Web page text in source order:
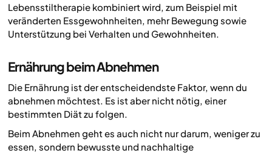
Lebensstiltherapie kombiniert wird, zum Beispiel mit
veränderten Essgewohnheiten, mehr Bewegung sowie
Unterstützung bei Verhalten und Gewohnheiten.
Ernährung beim Abnehmen
Die Ernährung ist der entscheidendste Faktor, wenn du
abnehmen möchtest. Es ist aber nicht nötig, einer
bestimmten Diät zu folgen.
Beim Abnehmen geht es auch nicht nur darum, weniger zu
essen, sondern bewusste und nachhaltige